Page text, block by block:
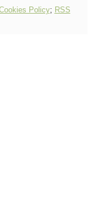
Policy; RSS